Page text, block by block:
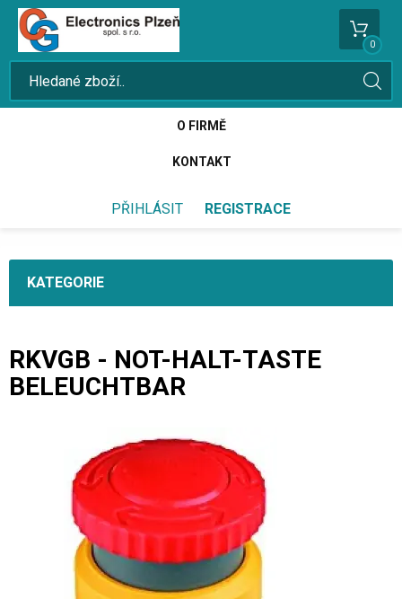
0
O FIRMĚ
KONTAKT
PŘIHLÁSIT REGISTRACE
KATEGORIE
RKVGB - NOT-HALT-TASTE
BELEUCHTBAR